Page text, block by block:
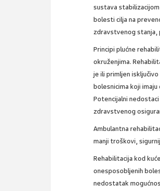
sustava
bolesti cilja na
zdravstvenog stanja,
Principi plućne
okruženjima.
je ili primljen
bolesnicima koji
Potencijalni
zdravstvenog
Ambulantna
manji troškovi,
Rehabilitacija kod
onesposobljenih
nedostatak